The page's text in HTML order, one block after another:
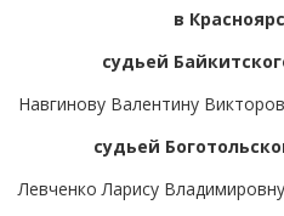
в
судьей
Навгинову Валентину
судьей
Левченко Ларису Владимировну